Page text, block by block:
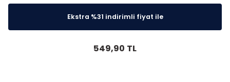
Ekstra %31 indirimli fiyat ile
549,90 TL